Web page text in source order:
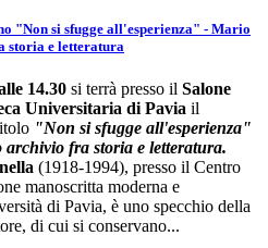
"Non si sfugge all'esperienza" - Mario
storia e letteratura
14.30 si terrà presso il Salone
Universitaria di Pavia il
"Non si sfugge all'esperienza"
fra storia e letteratura.
(1918-1994), presso il Centro
manoscritta moderna e
di Pavia, è uno specchio della
di cui si conservano...